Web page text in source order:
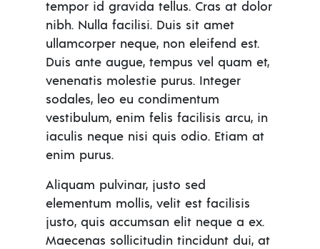
tempor id gravida tellus. Cras at dolor
nibh. Nulla facilisi. Duis sit amet
ullamcorper neque, non eleifend est.
Duis ante augue, tempus vel quam et,
venenatis molestie purus. Integer
sodales, leo eu condimentum
vestibulum, enim felis facilisis arcu, in
iaculis neque nisi quis odio. Etiam at
enim purus.
Aliquam pulvinar, justo sed
elementum mollis, velit est facilisis
justo, quis accumsan elit neque a ex.
Maecenas sollicitudin tincidunt dui, at